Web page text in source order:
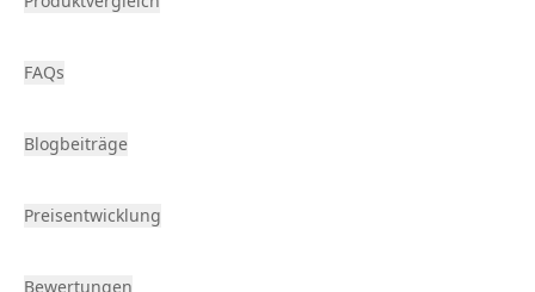
FAQs
Blogbeiträge
Preisentwicklung
Bewertungen